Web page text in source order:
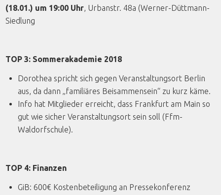
(18.01.) um 19:00 Uhr, Urbanstr. 48a (Werner-Düttmann-
Siedlung
TOP 3: Sommerakademie 2018
Dorothea spricht sich gegen Veranstaltungsort Berlin
aus, da dann „familiäres Beisammensein“ zu kurz käme.
Info hat Mitglieder erreicht, dass Frankfurt am Main so
gut wie sicher Veranstaltungsort sein soll (Ffm-
Waldorfschule).
TOP 4: Finanzen
GiB: 600€ Kostenbeteiligung an Pressekonferenz